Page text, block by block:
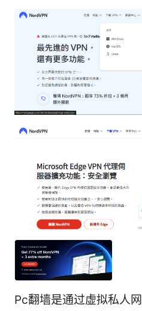
Pc翻墙是通过虚拟私人